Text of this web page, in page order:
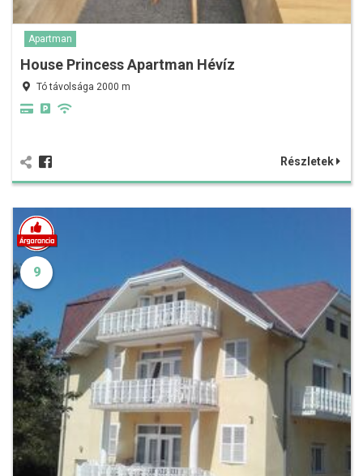
Apartman
House Princess Apartman Hévíz
Tó távolsága 2000 m
Részletek
9